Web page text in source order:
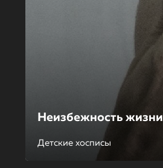
Неизбежность жизни
Детские хосписы